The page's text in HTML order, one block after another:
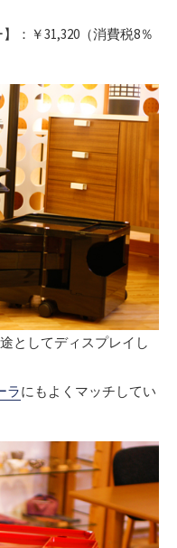
￥31,320（消費税8％
としてディスプレイし
ラにもよくマッチしてい